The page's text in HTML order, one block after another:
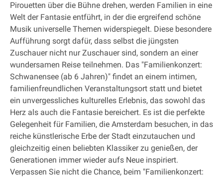
Pirouetten über die Bühne drehen, werden Familien in eine
Welt der Fantasie entführt, in der die ergreifend schöne
Musik universelle Themen widerspiegelt. Diese besondere
Aufführung sorgt dafür, dass selbst die jüngsten
Zuschauer nicht nur Zuschauer sind, sondern an einer
wundersamen Reise teilnehmen. Das "Familienkonzert:
Schwanensee (ab 6 Jahren)" findet an einem intimen,
familienfreundlichen Veranstaltungsort statt und bietet
ein unvergessliches kulturelles Erlebnis, das sowohl das
Herz als auch die Fantasie bereichert. Es ist die perfekte
Gelegenheit für Familien, die Amsterdam besuchen, in das
reiche künstlerische Erbe der Stadt einzutauchen und
gleichzeitig einen beliebten Klassiker zu genießen, der
Generationen immer wieder aufs Neue inspiriert.
Verpassen Sie nicht die Chance, beim "Familienkonzert: